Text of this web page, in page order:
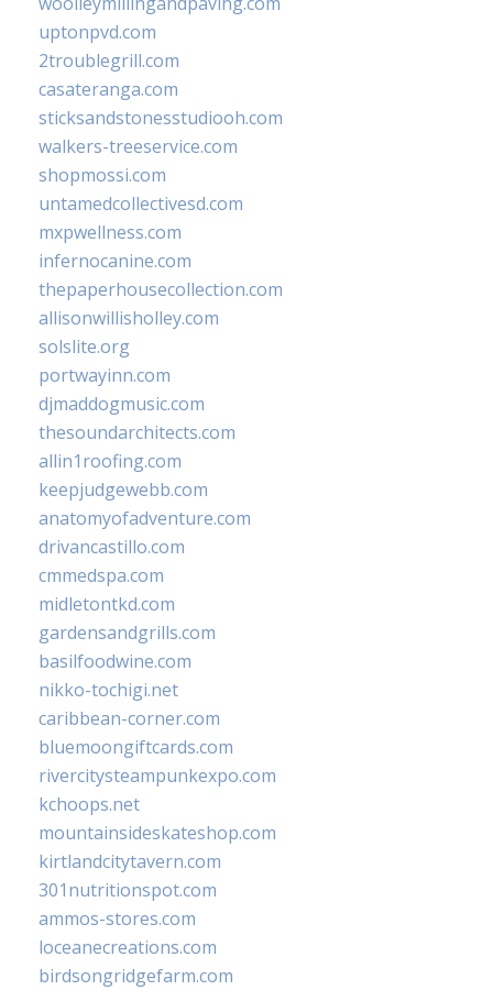
uptonpvd.com
2troublegrill.com
casateranga.com
sticksandstonesstudiooh.com
walkers-treeservice.com
shopmossi.com
untamedcollectivesd.com
mxpwellness.com
infernocanine.com
thepaperhousecollection.com
allisonwillisholley.com
solslite.org
portwayinn.com
djmaddogmusic.com
thesoundarchitects.com
allin1roofing.com
keepjudgewebb.com
anatomyofadventure.com
drivancastillo.com
cmmedspa.com
midletontkd.com
gardensandgrills.com
basilfoodwine.com
nikko-tochigi.net
caribbean-corner.com
bluemoongiftcards.com
rivercitysteampunkexpo.com
kchoops.net
mountainsideskateshop.com
kirtlandcitytavern.com
301nutritionspot.com
ammos-stores.com
loceanecreations.com
birdsongridgefarm.com